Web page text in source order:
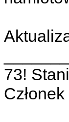
73!